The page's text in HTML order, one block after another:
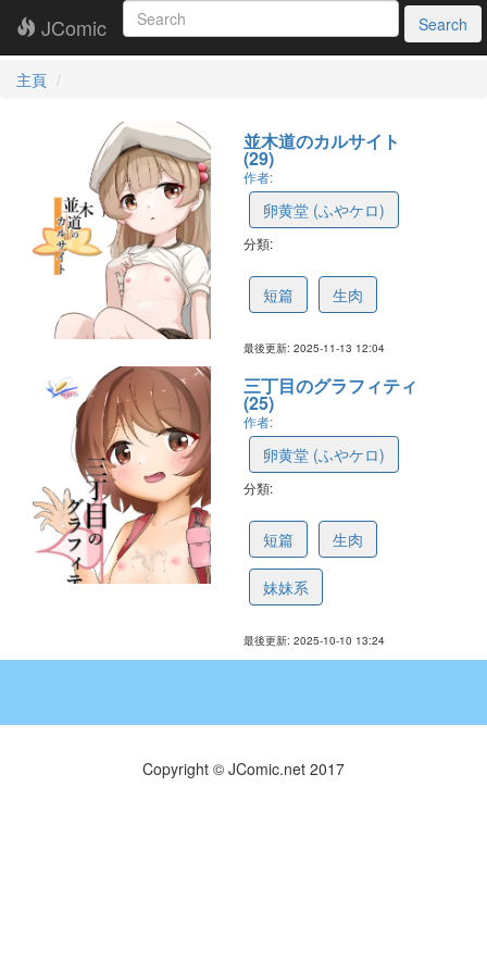
JComic Search
主頁
並木道のカルサイト
(29)
作者:
卵黄堂 (ふやケロ)
分類:
短篇 生肉
最後更新: 2025-11-13 12:04
三丁目のグラフィティ
(25)
作者:
卵黄堂 (ふやケロ)
分類:
短篇 生肉
妹妹系
最後更新: 2025-10-10 13:24
Copyright © JComic.net 2017